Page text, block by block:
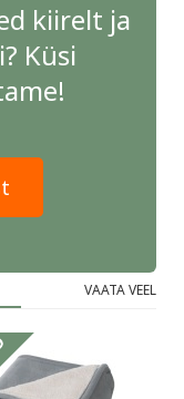
kiirelt ja
Küsi
VAATA VEEL